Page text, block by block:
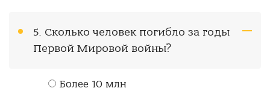
5. Сколько человек погибло за годы
Первой Мировой войны?
Более 10 млн